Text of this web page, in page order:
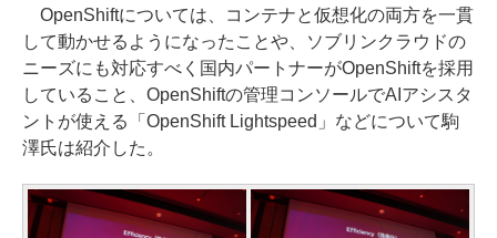
OpenShiftについては、コンテナと仮想化の両方を一貫
して動かせるようになったことや、ソブリンクラウドの
ニーズにも対応すべく国内パートナーがOpenShiftを採用
していること、OpenShiftの管理コンソールでAIアシスタ
ントが使える「OpenShift Lightspeed」などについて駒
澤氏は紹介した。